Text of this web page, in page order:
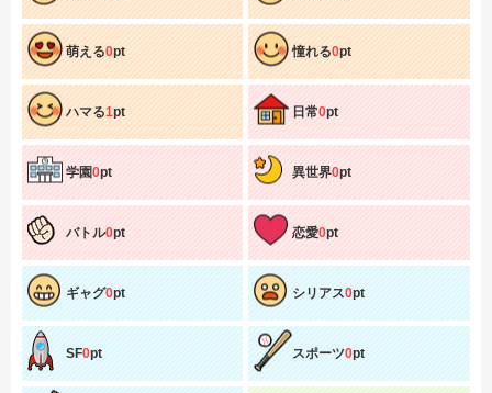
萌える0pt 憧れる0pt
ハマる1pt 日常0pt
学園0pt 異世界0pt
バトル0pt 恋愛0pt
ギャグ0pt シリアス0pt
SF0pt スポーツ0pt